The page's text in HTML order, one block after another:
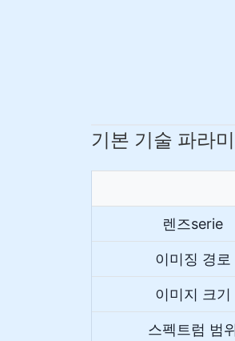
기본 기술 파라
렌즈serie
이미징 경로
이미지 크기
스펙트럼 범위